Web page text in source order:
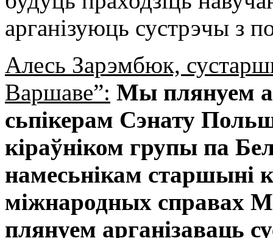
арганізуюць сустрэчы з
Алесь Зарэмбюк,
Варшаве”: Мы плянуем
сьпікерам Сэнату
кіраўніком групы па
намесьнікам старшыні
міжнародных справах
плянуем арганізаваць